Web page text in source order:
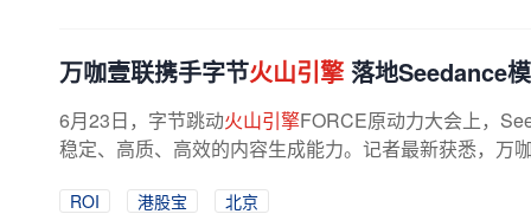
万咖壹联携手字节火山引擎落地Seedance
6月23日，字节跳动火山引擎FORCE原动力大会上，
稳定、高质、高效的内容生成能力。记者最新获悉，万
ROI 港股宝
北京